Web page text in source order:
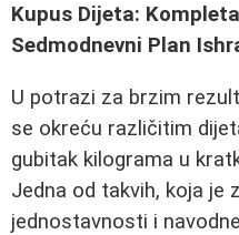
Kupus Dijeta:
Sedmodnevni Plan
U potrazi za brzim
se okreću različitim
gubitak kilograma u
Jedna od takvih, koja je
jednostavnosti i